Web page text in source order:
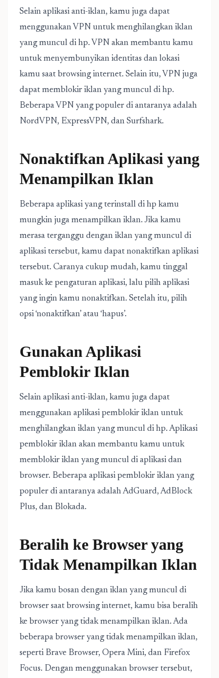
Selain aplikasi anti-iklan, kamu juga dapat
menggunakan VPN untuk menghilangkan iklan
yang muncul di hp. VPN akan membantu kamu
untuk menyembunyikan identitas dan lokasi
kamu saat browsing internet. Selain itu, VPN juga
dapat memblokir iklan yang muncul di hp.
Beberapa VPN yang populer di antaranya adalah
NordVPN, ExpressVPN, dan Surfshark.
Nonaktifkan Aplikasi yang
Menampilkan Iklan
Beberapa aplikasi yang terinstall di hp kamu
mungkin juga menampilkan iklan. Jika kamu
merasa terganggu dengan iklan yang muncul di
aplikasi tersebut, kamu dapat nonaktifkan aplikasi
tersebut. Caranya cukup mudah, kamu tinggal
masuk ke pengaturan aplikasi, lalu pilih aplikasi
yang ingin kamu nonaktifkan. Setelah itu, pilih
opsi ‘nonaktifkan’ atau ‘hapus’.
Gunakan Aplikasi
Pemblokir Iklan
Selain aplikasi anti-iklan, kamu juga dapat
menggunakan aplikasi pemblokir iklan untuk
menghilangkan iklan yang muncul di hp. Aplikasi
pemblokir iklan akan membantu kamu untuk
memblokir iklan yang muncul di aplikasi dan
browser. Beberapa aplikasi pemblokir iklan yang
populer di antaranya adalah AdGuard, AdBlock
Plus, dan Blokada.
Beralih ke Browser yang
Tidak Menampilkan Iklan
Jika kamu bosan dengan iklan yang muncul di
browser saat browsing internet, kamu bisa beralih
ke browser yang tidak menampilkan iklan. Ada
beberapa browser yang tidak menampilkan iklan,
seperti Brave Browser, Opera Mini, dan Firefox
Focus. Dengan menggunakan browser tersebut,